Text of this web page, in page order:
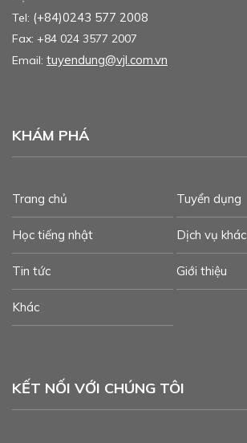
Tel: (+84)0243 577 2008
Fax: +84 024 3577 2007
Email: tuyendung@vjl.com.vn
KHÁM PHÁ
Trang chủ Tuyển dụng
Học tiếng nhật Dịch vụ khác
Tin tức Giới thiệu
Khác
KẾT NỐI VỚI CHÚNG TÔI